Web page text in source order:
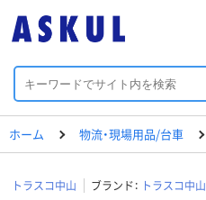
ホーム 物流・現場用品/台車
トラスコ中山 ブランド： トラスコ中山